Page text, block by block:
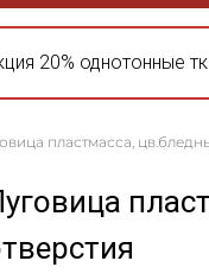
20% однотонные
пластмасса,